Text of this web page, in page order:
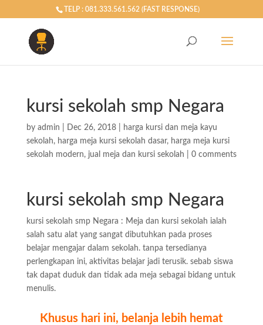
TELP : 081.333.561.562 (FAST RESPONSE)
kursi sekolah smp Negara
by admin Dec 26, 2018|
harga kursi dan meja kayu
sekolah, harga meja kursi sekolah dasar, harga meja kursi
sekolah modern, jual meja dan kursi sekolah 0 comments
kursi sekolah smp Negara
kursi sekolah smp Negara : Meja dan kursi sekolah ialah
salah satu alat yang sangat dibutuhkan pada proses
belajar mengajar dalam sekolah. tanpa tersedianya
perlengkapan ini, aktivitas belajar jadi terusik. sebab siswa
tak dapat duduk dan tidak ada meja sebagai bidang untuk
menulis.
Khusus hari ini, belanja lebih hemat